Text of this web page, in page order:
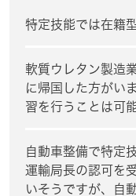
特定技能では在籍
軟質ウレタン製造
に帰国した方がい
習を行うことは可
自動車整備で特定
運輸局長の認可を
いそうですが、自